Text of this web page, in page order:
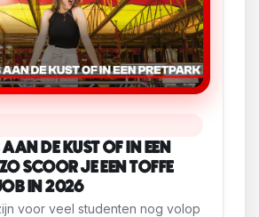
DE KUST OF IN EEN
SCOOR JE EEN TOFFE
IN 2026
voor veel studenten nog volop